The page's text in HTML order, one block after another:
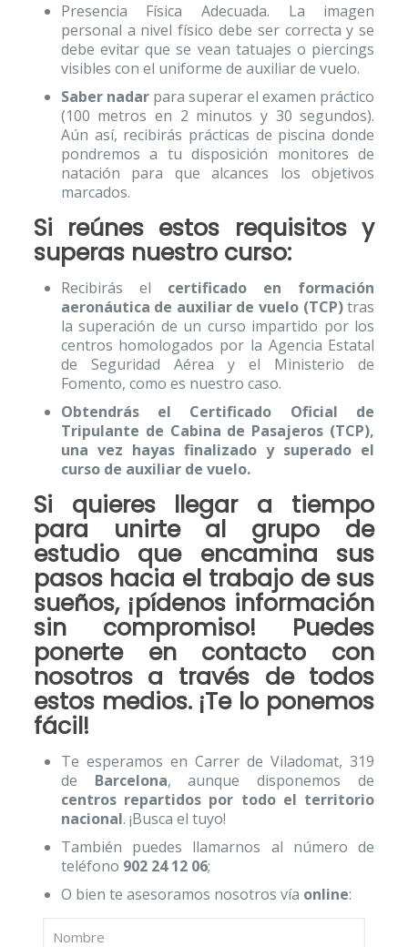
Presencia Física Adecuada. La imagen
personal a nivel físico debe ser correcta y se
debe evitar que se vean tatuajes o piercings
visibles con el uniforme de auxiliar de vuelo.
Saber nadar para superar el examen práctico
(100 metros en 2 minutos y 30 segundos).
Aún así, recibirás prácticas de piscina donde
pondremos a tu disposición monitores de
natación para que alcances los objetivos
marcados.
Si reúnes estos requisitos y
superas nuestro curso:
Recibirás el certificado en formación
aeronáutica de auxiliar de vuelo (TCP)tras
la superación de un curso impartido por los
centros homologados por la Agencia Estatal
de Seguridad Aérea y el Ministerio de
Fomento, como es nuestro caso.
Obtendrás el Certificado Oficial de
Tripulante de Cabina de Pasajeros (TCP),
una vez hayas finalizado y superado el
curso de auxiliar de vuelo.
Si quieres llegar a tiempo
para unirte al grupo de
estudioque encamina sus
pasos hacia el trabajo de sus
sueños, ¡pídenos información
sin compromiso! Puedes
ponerte en contacto con
nosotros a través de todos
estos medios. ¡Te lo ponemos
fácil!
Te esperamos en Carrer de Viladomat, 319
de Barcelona, aunque disponemos de
centros repartidos por todo el territorio
nacional. ¡Busca el tuyo!
También puedes llamarnos al número de
teléfono 902 24 12 06;
O bien te asesoramos nosotros vía online: